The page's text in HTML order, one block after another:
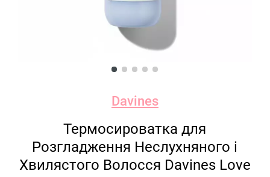
Davines
Термосироватка для
Розгладження Неслухняного і
Хвилястого Волосся Davines Love